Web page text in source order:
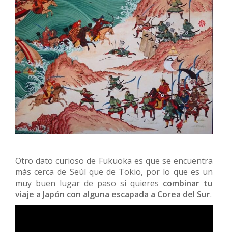
Otro dato curioso de Fukuoka es que se encuentra
más cerca de Seúl que de Tokio, por lo que es un
muy buen lugar de paso si quieres combinar tu
viaje a Japón con alguna escapada a Corea del Sur.